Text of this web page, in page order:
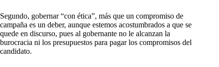
Segundo, gobernar “con ética”, más que un compromiso de
campaña es un deber, aunque estemos acostumbrados a que se
quede en discurso, pues al gobernante no le alcanzan la
burocracia ni los presupuestos para pagar los compromisos del
candidato.